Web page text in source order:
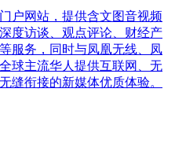
户网站，提供含文图音视频
度访谈、观点评论、财经产
服务，同时与凤凰无线、凤
球主流华人提供互联网、无
缝衔接的新媒体优质体验。